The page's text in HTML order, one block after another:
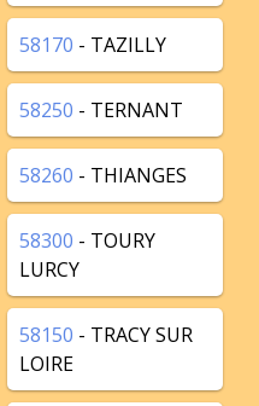
58170 - TAZILLY
58250 - TERNANT
58260 - THIANGES
58300 - TOURY
LURCY
58150 - TRACY SUR
LOIRE